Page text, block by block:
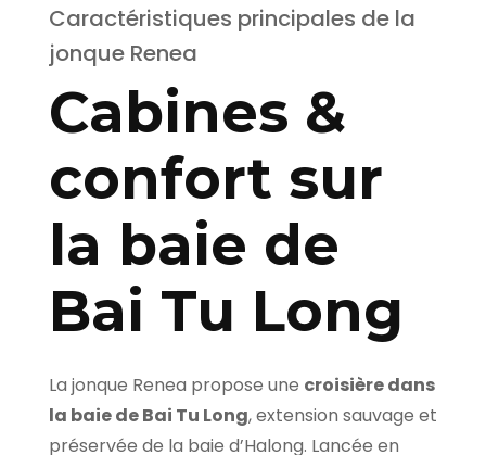
Caractéristiques principales de la
jonque Renea
Cabines &
confort sur
la baie de
Bai Tu Long
La jonque Renea propose une croisière dans
la baie de Bai Tu Long, extension sauvage et
préservée de la baie d’Halong. Lancée en